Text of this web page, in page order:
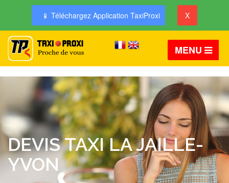
📱 Téléchargez Application TaxiProxi X
MENU
DEVIS TAXI LA JAILLE-
YVON